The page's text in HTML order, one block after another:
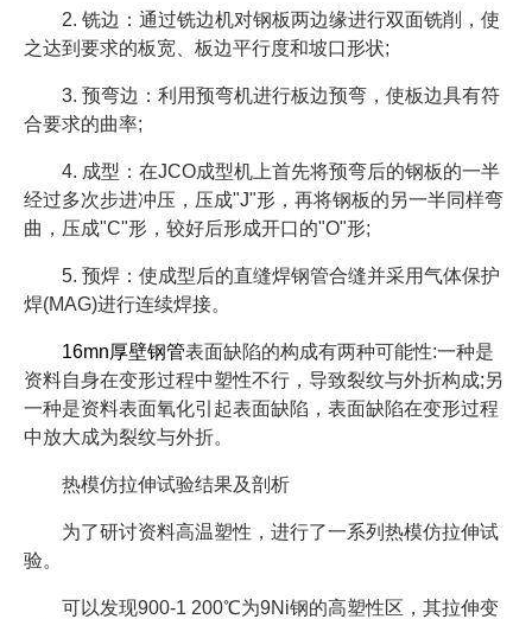
2. 铣边：通过铣边机对钢板两边缘进行双面铣削，使
之达到要求的板宽、板边平行度和坡口形状;
3. 预弯边：利用预弯机进行板边预弯，使板边具有符
合要求的曲率;
4. 成型：在JCO成型机上首先将预弯后的钢板的一半
经过多次步进冲压，压成"J"形，再将钢板的另一半同样弯
曲，压成"C"形，较好后形成开口的"O"形;
5. 预焊：使成型后的直缝焊钢管合缝并采用气体保护
焊(MAG)进行连续焊接。
16mn厚壁钢管表面缺陷的构成有两种可能性:一种是
资料自身在变形过程中塑性不行，导致裂纹与外折构成;另
一种是资料表面氧化引起表面缺陷，表面缺陷在变形过程
中放大成为裂纹与外折。
热模仿拉伸试验结果及剖析
为了研讨资料高温塑性，进行了一系列热模仿拉伸试
验。
可以发现900-1 200℃为9Ni钢的高塑性区，其拉伸变